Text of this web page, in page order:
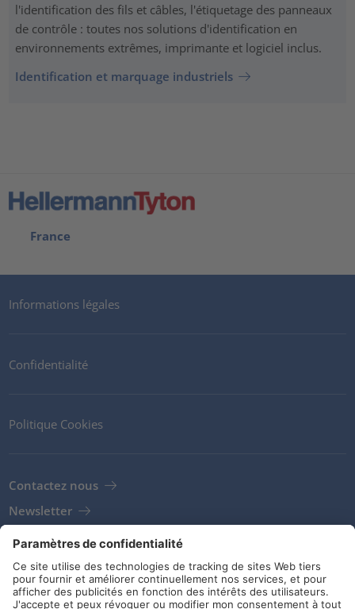
l'identification des fils et câbles, l'étiquetage des panneaux
de contrôle : toutes nos solutions d'identification en
environnements extrêmes, imprimante et logiciel inclus.
Identification et marquage industriels
France
Informations légales
Confidentialité
Politique Cookies
Contactez nous
Newsletter
Clients
Fournisseurs